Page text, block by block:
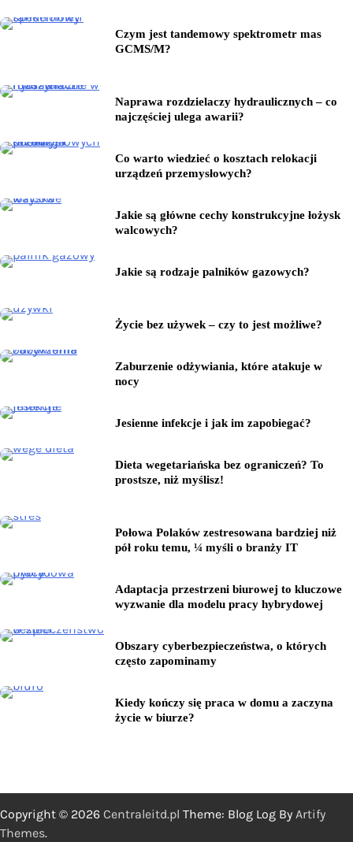
Czym jest tandemowy spektrometr mas
GCMS/M?
Naprawa rozdzielaczy hydraulicznych – co
najczęściej ulega awarii?
Co warto wiedzieć o kosztach relokacji
urządzeń przemysłowych?
Jakie są główne cechy konstrukcyjne łożysk
walcowych?
Jakie są rodzaje palników gazowych?
Życie bez używek – czy to jest możliwe?
Zaburzenie odżywiania, które atakuje w
nocy
Jesienne infekcje i jak im zapobiegać?
Dieta wegetariańska bez ograniczeń? To
prostsze, niż myślisz!
Połowa Polaków zestresowana bardziej niż
pół roku temu, ¼ myśli o branży IT
Adaptacja przestrzeni biurowej to kluczowe
wyzwanie dla modelu pracy hybrydowej
Obszary cyberbezpieczeństwa, o których
często zapominamy
Kiedy kończy się praca w domu a zaczyna
życie w biurze?
Copyright © 2026 Centraleitd.pl Theme: Blog Log By Artify
Themes.